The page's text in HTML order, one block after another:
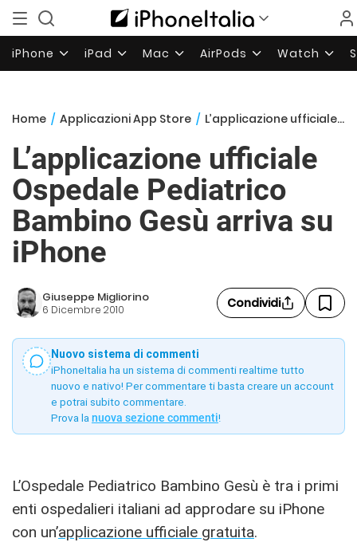
iPhone iPad Mac AirPods Watch
Home / Applicazioni App Store / L’applicazione ufficiale Ospedale Pediatrico Bambino Gesù arriva su iPhone
L’applicazione ufficiale
Ospedale Pediatrico
Bambino Gesù arriva su
iPhone
Giuseppe Migliorino
6 Dicembre 2010 Condividi
Nuovo sistema di commenti
iPhoneItalia ha un sistema di commenti realtime tutto
nuovo e nativo! Per commentare ti basta creare un account
e potrai subito commentare.
Prova la nuova sezione commenti!
L’Ospedale Pediatrico Bambino Gesù è tra i primi
enti ospedalieri italiani ad approdare su iPhone
con un’applicazione ufficiale gratuita.